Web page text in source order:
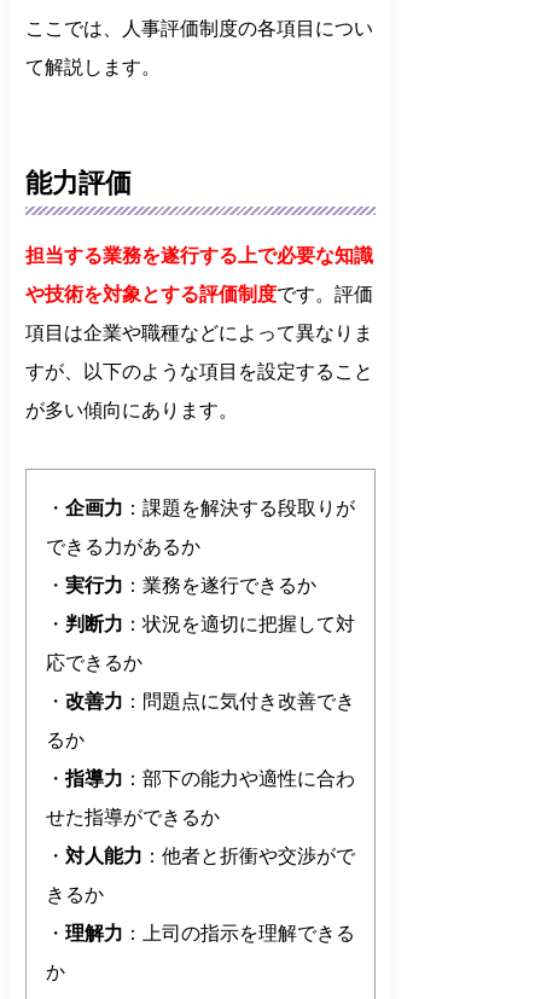
ここでは、人事評価制度の各項目につい
て解説します。
能力評価
担当する業務を遂行する上で必要な知識
や技術を対象とする評価制度です。評価
項目は企業や職種などによって異なりま
すが、以下のような項目を設定すること
が多い傾向にあります。
・ 企画力 ：課題を解決する段取りが
できる力があるか
・ 実行力 ：業務を遂行できるか
・ 判断力 ：状況を適切に把握して対
応できるか
・ 改善力 ：問題点に気付き改善でき
るか
・指導力 ：部下の能力や適性に合わ
せた指導ができるか
・ 対人能力 ：他者と折衝や交渉がで
きるか
・ 理解力 ：上司の指示を理解できる
か